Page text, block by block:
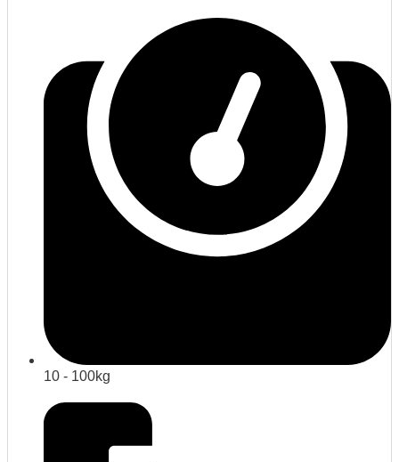
10 - 100kg